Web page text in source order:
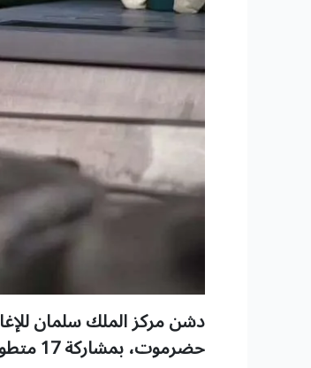
دشن مركز الملك سلمان
حضرموت، بمشاركة 17 متطوعا.